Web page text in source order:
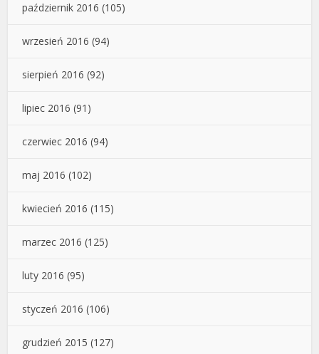
październik 2016 (105)
wrzesień 2016 (94)
sierpień 2016 (92)
lipiec 2016 (91)
czerwiec 2016 (94)
maj 2016 (102)
kwiecień 2016 (115)
marzec 2016 (125)
luty 2016 (95)
styczeń 2016 (106)
grudzień 2015 (127)